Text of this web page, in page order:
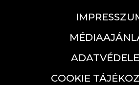
COOKIE